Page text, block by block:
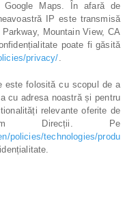
Google Maps. În afară de
IP este transmisă
Mountain View, CA
poate fi găsită
privacy/.
este folosită cu scopul de a
cu adresa noastră și pentru
relevante oferite de
Direcții. Pe
policies/technologies/produ